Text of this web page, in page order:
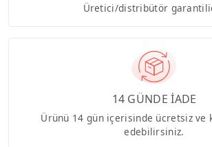
Üretici/distribütör
14 GÜNDE İADE
Ürünü 14 gün içerisinde ücretsiz ve
edebilirsiniz.